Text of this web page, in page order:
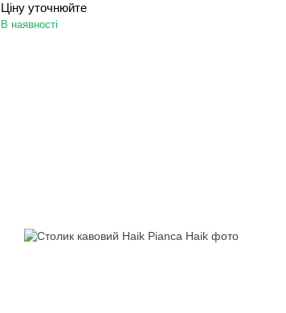
Ціну уточнюйте
В наявності